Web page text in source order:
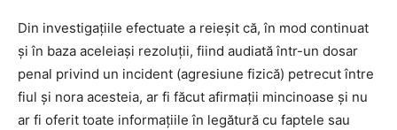
Din investigațiile efectuate a reieșit că, în mod continuat
și în baza aceleiași rezoluții, fiind audiată într-un dosar
penal privind un incident (agresiune fizică) petrecut între
fiul și nora acesteia, ar fi făcut afirmații mincinoase și nu
ar fi oferit toate informațiile în legătură cu faptele sau